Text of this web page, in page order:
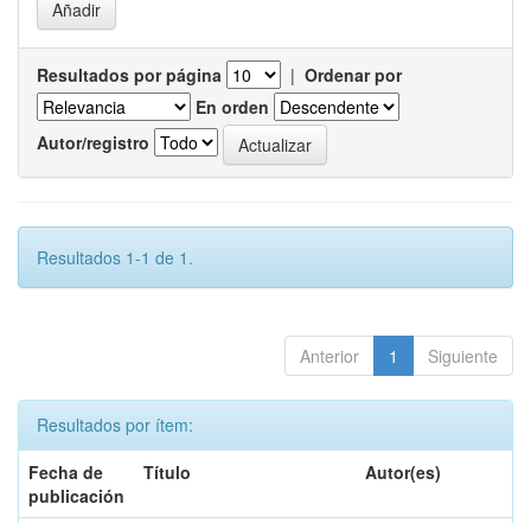
Resultados por página | Ordenar por
En orden
Autor/registro
Resultados 1-1 de 1.
Anterior 1 Siguiente
Resultados por ítem:
Fecha de
publicación
Título Autor(es)